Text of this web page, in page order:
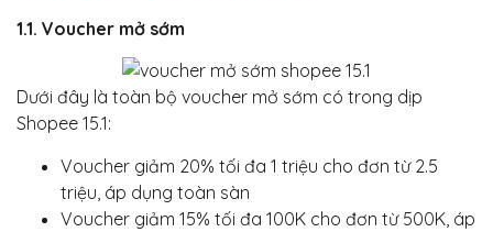
1.1. Voucher mở sớm
Dưới đây là toàn bộ voucher mở sớm có trong dịp
Shopee 15.1:
Voucher giảm 20% tối đa 1 triệu cho đơn từ 2.5
triệu, áp dụng toàn sàn
Voucher giảm 15% tối đa 100K cho đơn từ 500K, áp